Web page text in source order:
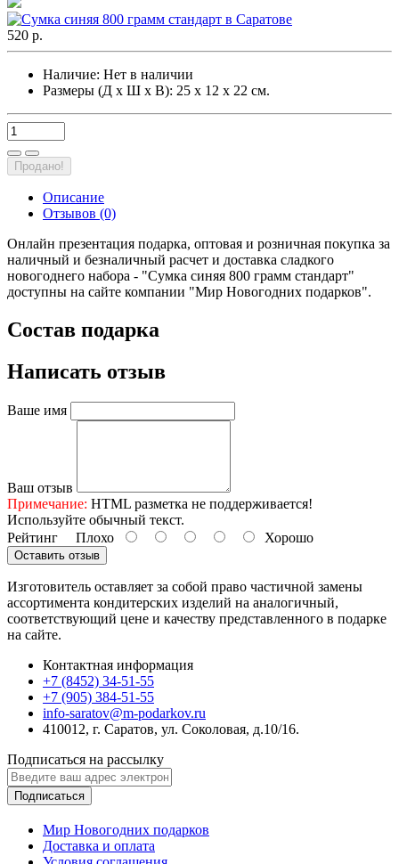
520 р.
Наличие: Нет в наличии
Размеры (Д х Ш х В): 25 х 12 х 22 см.
Продано!
Описание
Отзывов (0)
Онлайн презентация подарка, оптовая и розничная покупка за
наличный и безналичный расчет и доставка сладкого
новогоднего набора - "Сумка синяя 800 грамм стандарт"
доступны на сайте компании "Мир Новогодних подарков".
Состав подарка
Написать отзыв
Ваше имя
Ваш отзыв
Примечание: HTML разметка не поддерживается!
Используйте обычный текст.
Рейтинг Плохо Хорошо
Оставить отзыв
Изготовитель оставляет за собой право частичной замены
ассортимента кондитерских изделий на аналогичный,
соответствующий цене и качеству представленного в подарке
на сайте.
Контактная информация
+7 (8452) 34-51-55
+7 (905) 384-51-55
info-saratov@m-podarkov.ru
410012, г. Саратов, ул. Соколовая, д.10/16.
Подписаться на рассылку
Подписаться
Мир Новогодних подарков
Доставка и оплата